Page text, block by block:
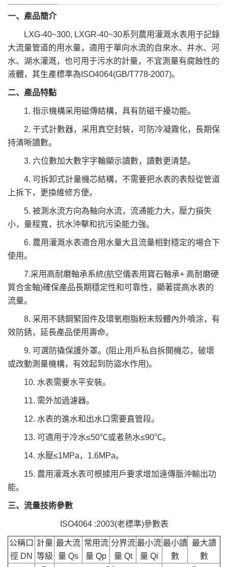
一、產品簡介
LXG-40~300, LXGR-40~30系列農用灌溉水表用于記錄
大流量管道的用水量，適用于單向水流的自來水、井水、河
水、湖水灌溉，也可用于污水的計量，不宜測量有腐蝕性的
液體，其生產標準為ISO4064(GB/T778-2007)。
二、產品特點
1. 指示機構采用磁傳結構，具有防磁干擾功能。
2. 干式計數器，采用真空封裝，可防冷凝霧化，長期保
持清晰讀數。
3. 六位數加大數字字輪顯示讀數，讀數更清楚。
4. 可拆卸式計量機芯結構，不需要把水表的表殼從管道
上拆下，更換維修方便。
5. 被測水流方向為軸向水流，流通能力大，壓力損失
小，量程寬，抗水沖擊和抗污染能力強。
6. 農用灌溉水表適合用水量大且流量相對穩定的場合下
使用。
7.采用高耐磨軸承系統(航空儀表用寶石軸承+ 高耐磨硬
質合金軸)確保產品長期穩定性和可靠性，顯著提高水表的
流量。
8. 采用不銹鋼緊固件及環氧樹脂粉末殼體內外噴涂，有
效防銹，延長產品使用壽命。
9. 可選防撬保護外罩。(阻止用戶私自拆開機芯，破壞
或改動測量機構，有效起到防盜水作用)。
10. 水表需要水平安裝。
11. 需外加過濾器。
12. 水表的進水和出水口需要直管段。
13. 可適用于冷水≤50℃或者熱水≤90℃。
14. 水壓≤1MPa，1.6MPa。
15. 農用灌溉水表可根據用戶要求增加遠傳脈沖輸出功
能。
三、流量技術參數
ISO4064 :2003(老標準)參數表
公稱口
徑 DN
計量
等級
最大流
量 Qs
常用流
量 Qp
分界流
量 Qt
最小流
量 Qi
最小讀
數
最大讀
數